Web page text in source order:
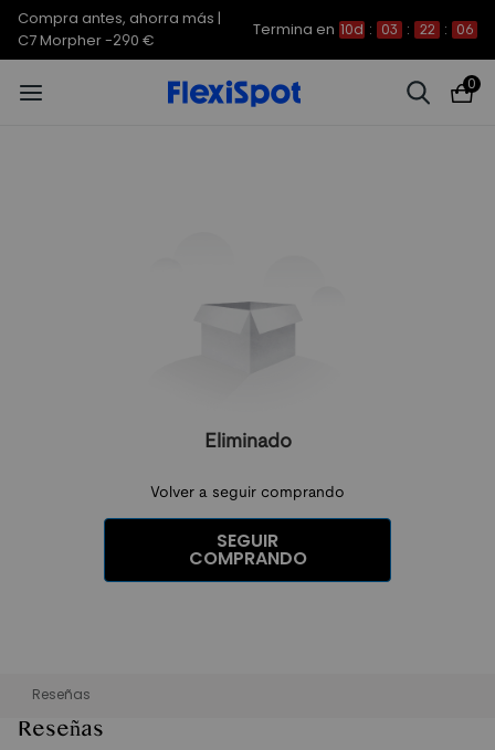
Compra antes, ahorra más |
C7 Morpher -290 €
Termina en 10d : 03 : 22 : 06
0
Eliminado
Volver a seguir comprando
SEGUIR
COMPRANDO
Reseñas
Reseñas